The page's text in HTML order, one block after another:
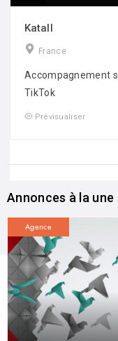
Katall
France
Accompagnement
TikTok
Prévisualiser
Annonces à la une
Agence